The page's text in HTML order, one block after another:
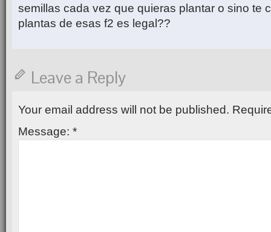
semillas cada vez que quieras plantar o sino te
plantas de esas f2 es legal??
Leave a Reply
Your email address will not be published.
Message: *